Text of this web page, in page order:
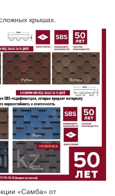
крышах.
«Самба» от